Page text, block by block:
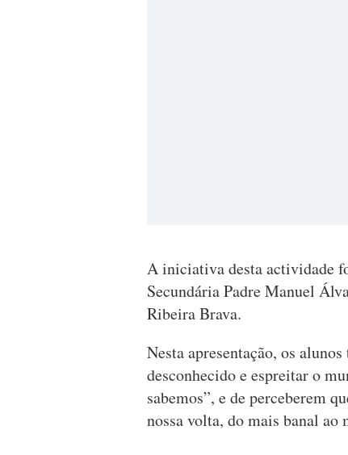
A iniciativa desta actividade
Secundária Padre Manuel
Ribeira Brava.
Nesta apresentação, os
desconhecido e espreitar o
sabemos”, e de perceberem
nossa volta, do mais banal